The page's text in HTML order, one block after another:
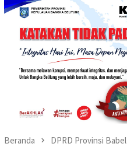
Beranda DPRD Provinsi Babel